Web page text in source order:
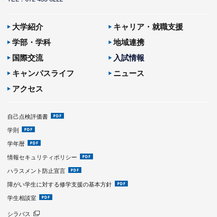
大学紹介
キャリア・就職支援
学部・学科
地域連携
国際交流
入試情報
キャンパスライフ
ニュース
アクセス
自己点検評価書
学則
学年暦
情報セキュリティポリシー
ハラスメント防止宣言
障がい学生に対する修学支援の基本方針
学生相談室
シラバス